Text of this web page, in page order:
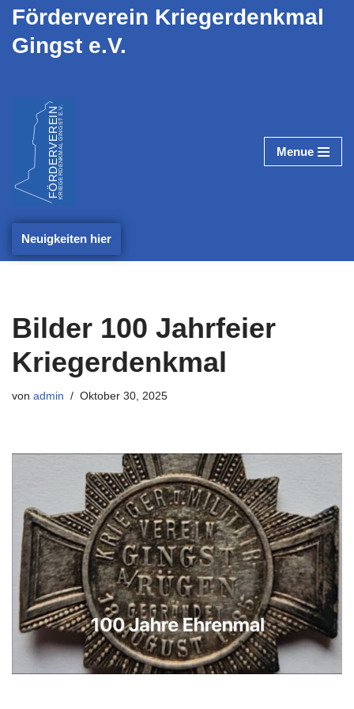
Zum
Förderverein Kriegerdenkmal
Gingst e.V.
Menue
Neuigkeiten hier
Bilder 100 Jahrfeier
Kriegerdenkmal
von admin Oktober 30, 2025